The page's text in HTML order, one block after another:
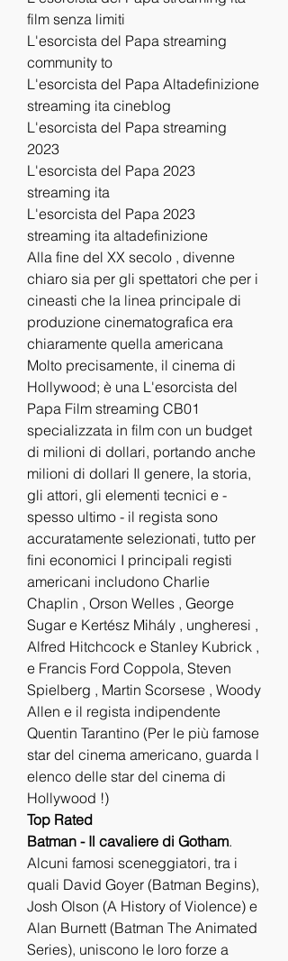
film senza limiti
L'esorcista del Papa streaming
community to
L'esorcista del Papa Altadefinizione
streaming ita cineblog
L'esorcista del Papa streaming
2023
L'esorcista del Papa 2023
streaming ita
L'esorcista del Papa 2023
streaming ita altadefinizione
Alla fine del XX secolo , divenne
chiaro sia per gli spettatori che per i
cineasti che la linea principale di
produzione cinematografica era
chiaramente quella americana
Molto precisamente, il cinema di
Hollywood; è una L'esorcista del
Papa Film streaming CB01
specializzata in film con un budget
di milioni di dollari, portando anche
milioni di dollari Il genere, la storia,
gli attori, gli elementi tecnici e -
spesso ultimo - il regista sono
accuratamente selezionati, tutto per
fini economici I principali registi
americani includono Charlie
Chaplin , Orson Welles , George
Sugar e Kertész Mihály , ungheresi ,
Alfred Hitchcock e Stanley Kubrick ,
e Francis Ford Coppola, Steven
Spielberg , Martin Scorsese , Woody
Allen e il regista indipendente
Quentin Tarantino (Per le più famose
star del cinema americano, guarda l
elenco delle star del cinema di
Hollywood !)
Top Rated
Batman - Il cavaliere di Gotham.
Alcuni famosi sceneggiatori, tra i
quali David Goyer (Batman Begins),
Josh Olson (A History of Violence) e
Alan Burnett (Batman The Animated
Series), uniscono le loro forze a